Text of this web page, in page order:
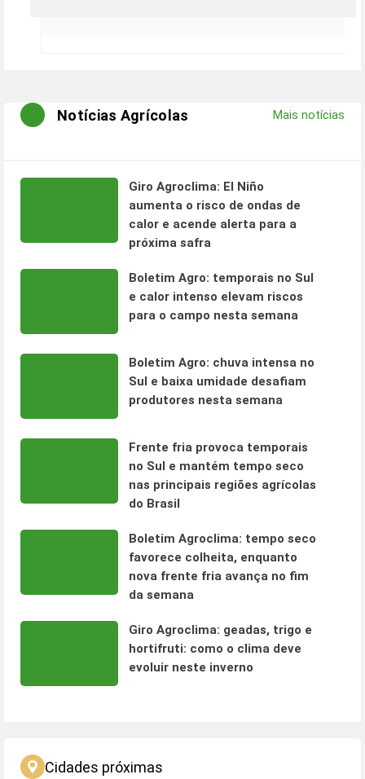
Notícias Agrícolas Mais notícias
Giro Agroclima: El Niño
aumenta o risco de ondas de
calor e acende alerta para a
próxima safra
Boletim Agro: temporais no Sul
e calor intenso elevam riscos
para o campo nesta semana
Boletim Agro: chuva intensa no
Sul e baixa umidade desafiam
produtores nesta semana
Frente fria provoca temporais
no Sul e mantém tempo seco
nas principais regiões agrícolas
do Brasil
Boletim Agroclima: tempo seco
favorece colheita, enquanto
nova frente fria avança no fim
da semana
Giro Agroclima: geadas, trigo e
hortifruti: como o clima deve
evoluir neste inverno
Cidades próximas